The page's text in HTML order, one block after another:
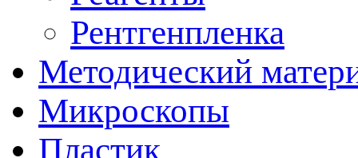
Рентгенпленка
Методический
Микроскопы
Пластик